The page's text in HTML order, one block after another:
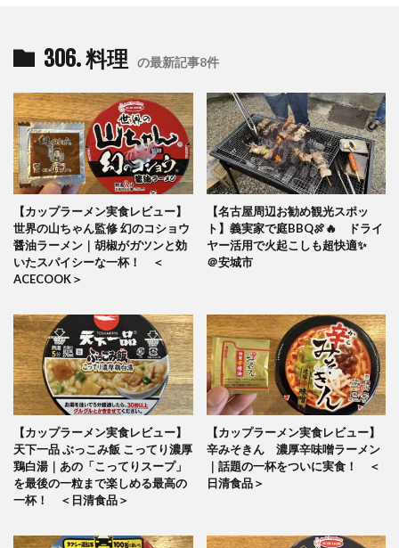
306. 料理 の最新記事8件
【カップラーメン実食レビュー】
世界の山ちゃん監修 幻のコショウ
醤油ラーメン｜胡椒がガツンと効
いたスパイシーな一杯！ ＜
ACECOOK＞
【名古屋周辺お勧め観光スポッ
ト】義実家で庭BBQ🍖🔥 ドライ
ヤー活用で火起こしも超快適✨
＠安城市
【カップラーメン実食レビュー】
天下一品 ぶっこみ飯 こってり濃厚
鶏白湯｜あの「こってりスープ」
を最後の一粒まで楽しめる最高の
一杯！ ＜日清食品＞
【カップラーメン実食レビュー】
辛みそきん 濃厚辛味噌ラーメン
｜話題の一杯をついに実食！ ＜
日清食品＞